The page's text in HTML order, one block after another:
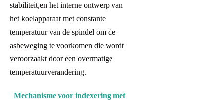
stabiliteit,en het interne ontwerp van
het koelapparaat met constante
temperatuur van de spindel om de
asbeweging te voorkomen die wordt
veroorzaakt door een overmatige
temperatuurverandering.
Mechanisme voor indexering met